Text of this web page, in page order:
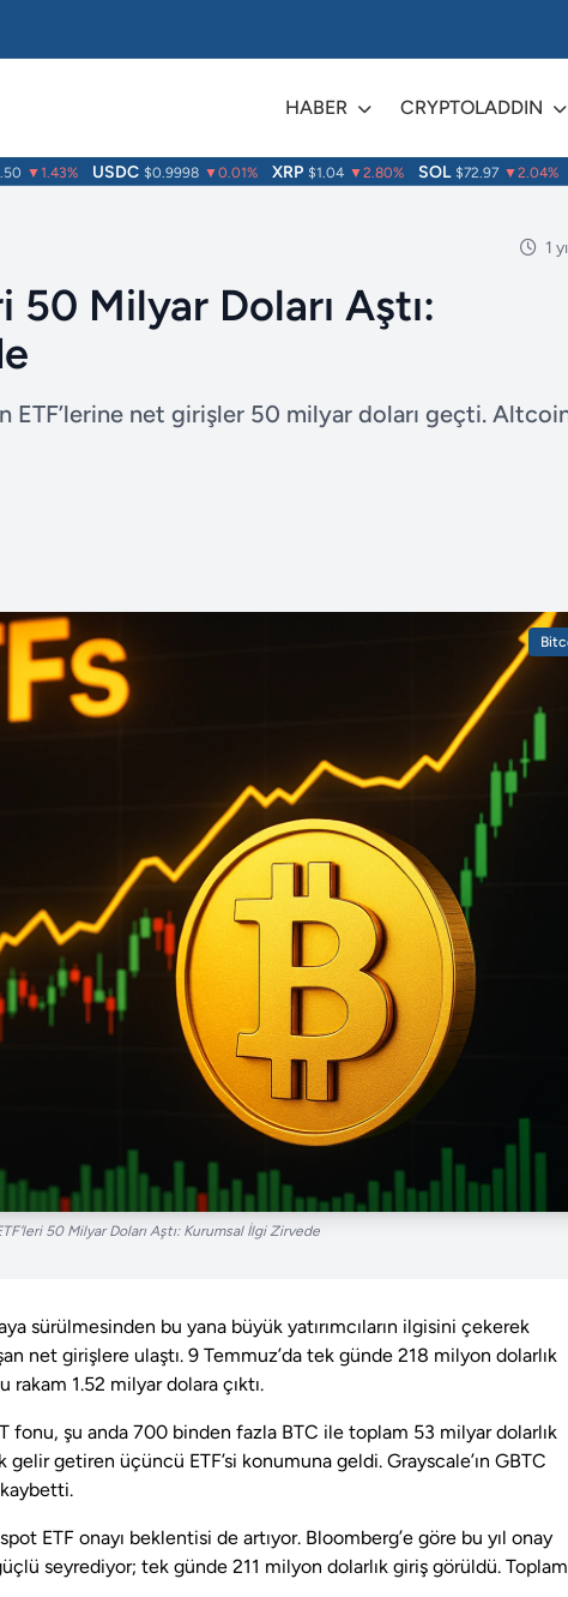
HABER CRYPTOLADDIN
▼1.43% USDC $0.9998 ▼0.01% XRP $1.04 ▼2.80% SOL $72.97 ▼2.04%
1
Milyar Doları Aştı:
net girişler 50 milyar doları geçti.
50 Milyar Doları Aştı: Kurumsal İlgi Zirvede
sürülmesinden bu yana büyük yatırımcıların ilgisini çekerek
net girişlere ulaştı. 9 Temmuz’da tek günde 218 milyon dolarlık
rakam 1.52 milyar dolara çıktı.
fonu, şu anda 700 binden fazla BTC ile toplam 53 milyar dolarlık
gelir getiren üçüncü ETF’si konumuna geldi. Grayscale’ın GBTC
ETF onayı beklentisi de artıyor. Bloomberg’e göre bu yıl onay
seyrediyor; tek günde 211 milyon dolarlık giriş görüldü. Toplam